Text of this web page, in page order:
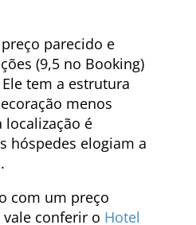
parecido e
(9,5 no Booking)
Ele tem a estrutura
menos
localização é
hóspedes elogiam a
com um preço
conferir o Hotel